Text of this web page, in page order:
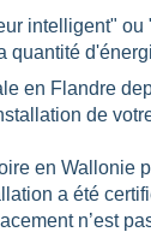
intelligent"
quantité
en Flandre
de
en Wallonie
a été
n’est